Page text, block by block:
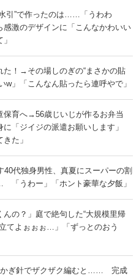
引”で作ったのは……「うわわ
激のデザインに「こんなかわいい
た！→その場しのぎの“まさかの貼
w」「こんなん貼ったら連呼やで」
保育へ→56歳じいじが作るお弁当
ジイジの派遣お願いします」
た」
40代独身男性、真夏にスーパーの割
うわー」「ホント豪華な夕飯」
んの？」庭で絶句した“大規模里帰
てよぉぉぉ…」「ずっとのおう
かぎ針でザクザク編むと…… 完成